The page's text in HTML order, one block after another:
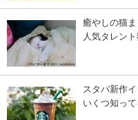
癒やしの猫ま
人気タレン
スタバ新作イ
いくつ知っ